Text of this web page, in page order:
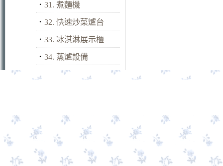
． 31. 煮麵機
． 32. 快速炒菜爐台
． 33. 冰淇淋展示櫃
． 34. 蒸爐設備